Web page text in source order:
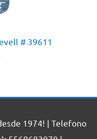
# 39611
1974! | Telefono